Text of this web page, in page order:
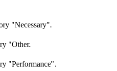
"Necessary".
"Other.
"Performance".